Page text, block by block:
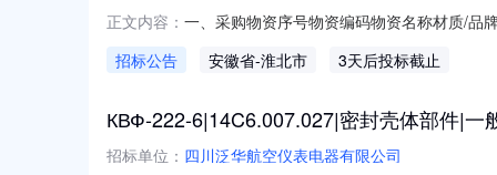
正文内容： 一、采购物资序号物资编码物资名称材质/品
算数量，最终结算数量以每次计划量为准
招标公告 安徽省-淮北市 3天后投标截止
КВФ-222-6|14C6.007.027|密封壳体部件|一
招标单位： 四川泛华航空仪表电器有限公司